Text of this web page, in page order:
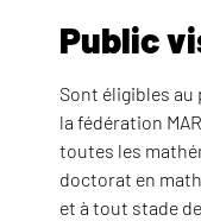
Public
Sont éligibles au
la fédération
toutes les
doctorat en
et à tout stade